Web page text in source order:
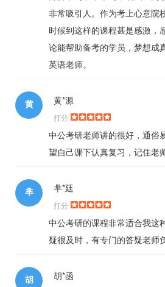
非常吸引人。作为考上心意院
时候到这样的课程甚是感激，
论能帮助备考的学员，梦想成
英语老师。
黄 黄*源
打分
中公考研老师讲的很好，通俗
望自己课下认真复习，记住老
芈 芈*廷
打分
中公考研的课程非常适合我这
疑很及时，有专门的答疑老师
胡 胡*函